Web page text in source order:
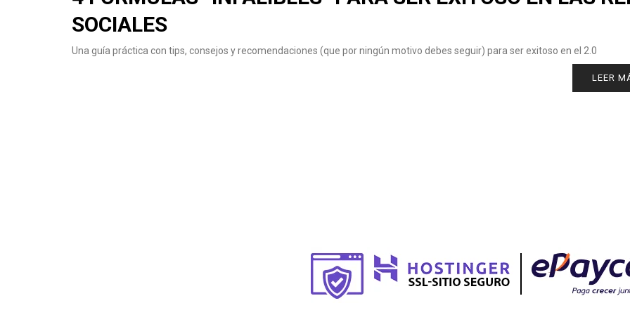
SOCIALES
Una guía práctica con tips, consejos y recomendaciones (que por ningún motivo debes seguir) para ser exitoso en el 2.0
LEER